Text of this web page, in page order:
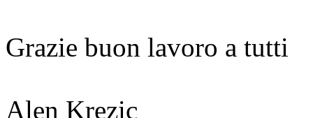
Grazie buon lavoro a tutti
Alen Krezic